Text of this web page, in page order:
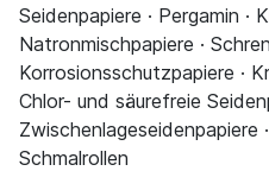
Seidenpapiere · Pergamin ·
Natronmischpapiere ·
Korrosionsschutzpapiere ·
Chlor- und säurefreie
Zwischenlageseidenpapiere
Schmalrollen